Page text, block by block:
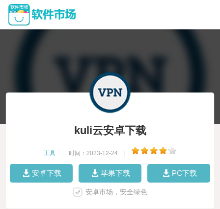
kuli云安卓下载
工具 时间：2023-12-24
安卓下载 苹果下载 PC下载
安卓市场，安全绿色